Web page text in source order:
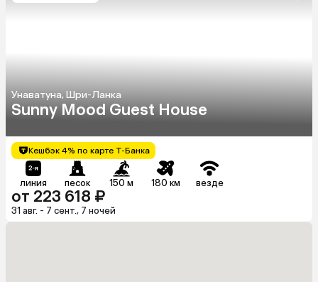
Унаватуна, Шри-Ланка
Sunny Mood Guest House
Кешбэк 4% по карте Т-Банка
линия песок 150 м 180 км везде
от 223 618 ₽
31 авг. - 7 сент., 7 ночей